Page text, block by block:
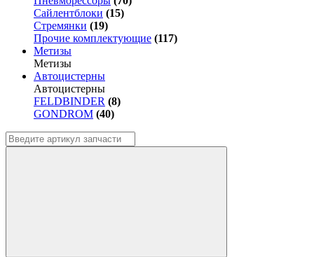
Сайлентблоки (15)
Стремянки (19)
Прочие комплектующие (117)
Метизы
Метизы
Автоцистерны
Автоцистерны
FELDBINDER (8)
GONDROM (40)